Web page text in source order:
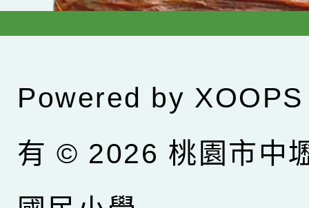
Powered by XOOPS
有 © 2026 桃園市中